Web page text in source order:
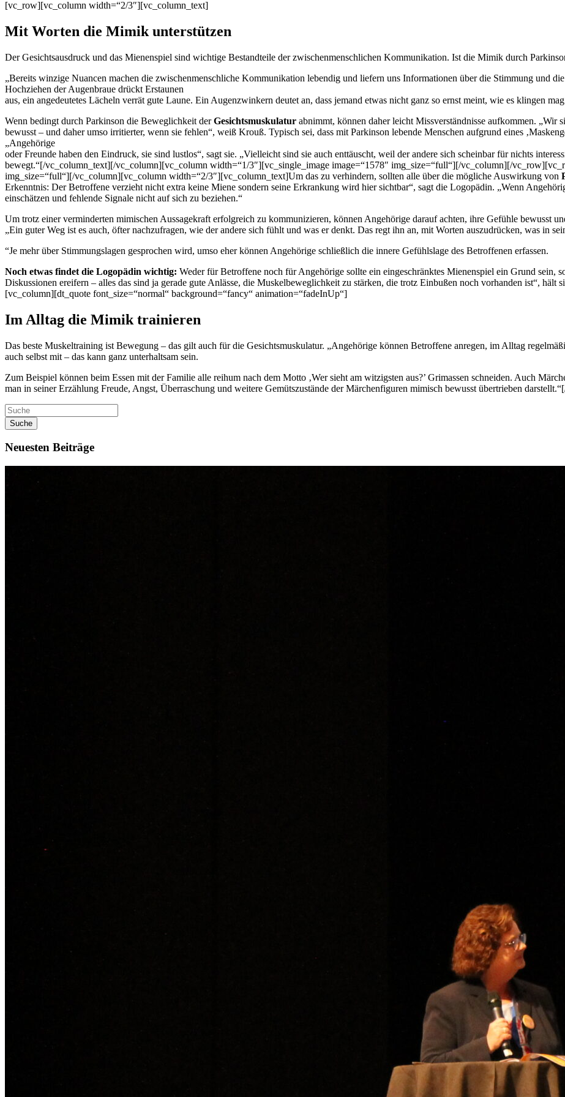
[vc_row][vc_column width=“2/3″][vc_column_text]
Mit Worten die Mimik unterstützen
Der Gesichtsausdruck und das Mienenspiel sind wichtige Bestandteile der zwischenmenschlichen Kommunikation. Ist die Mimik durch
„Bereits winzige Nuancen machen die zwischenmenschliche Kommunikation lebendig und liefern uns Informationen über die Stimmung und
Hochziehen der Augenbraue drückt Erstaunen
aus, ein angedeutetes Lächeln verrät gute Laune. Ein Augenzwinkern deutet an, dass jemand etwas nicht ganz so ernst meint, wie es klingen
Wenn bedingt durch Parkinson die Beweglichkeit derGesichtsmuskulatur abnimmt, können daher leicht Missverständnisse aufkommen.
bewusst – und daher umso irritierter, wenn sie fehlen“, weiß Krouß. Typisch sei, dass mit Parkinson lebende Menschen aufgrund eines
„Angehörige
oder Freunde haben den Eindruck, sie sind lustlos“, sagt sie. „Vielleicht sind sie auch enttäuscht, weil der andere sich scheinbar für nichts
bewegt.“[/vc_column_text][/vc_column][vc_column width=“1/3″][vc_single_image image=“1578″ img_size=“full“][/vc_column][/
img_size=“full“][/vc_column][vc_column width=“2/3″][vc_column_text]Um das zu verhindern, sollten alle über die mögliche Auswirkung von
Erkenntnis: Der Betroffene verzieht nicht extra keine Miene sondern seine Erkrankung wird hier sichtbar“, sagt die Logopädin. „Wenn
einschätzen und fehlende Signale nicht auf sich zu beziehen.“
Um trotz einer verminderten mimischen Aussagekraft erfolgreich zu kommunizieren, können Angehörige darauf achten, ihre Gefühle bewusst
„Ein guter Weg ist es auch, öfter nachzufragen, wie der andere sich fühlt und was er denkt. Das regt ihn an, mit Worten auszudrücken, was in
“Je mehr über Stimmungslagen gesprochen wird, umso eher können Angehörige schließlich die innere Gefühlslage des Betroffenen erfassen.
Noch etwas findet die Logopädin wichtig: Weder für Betroffene noch für Angehörige sollte ein eingeschränktes Mienenspiel ein Grund sein,
Diskussionen ereifern – alles das sind ja gerade gute Anlässe, die Muskelbeweglichkeit zu stärken, die trotz Einbußen noch vorhanden ist“,
[vc_column][dt_quote font_size=“normal“ background=“fancy“ animation=“fadeInUp“]
Im Alltag die Mimik trainieren
Das beste Muskeltraining ist Bewegung – das gilt auch für die Gesichtsmuskulatur. „Angehörige können Betroffene anregen, im Alltag
auch selbst mit – das kann ganz unterhaltsam sein.
Zum Beispiel können beim Essen mit der Familie alle reihum nach dem Motto ‚Wer sieht am witzigsten aus?’ Grimassen schneiden. Auch
man in seiner Erzählung Freude, Angst, Überraschung und weitere Gemütszustände der Märchenfiguren mimisch bewusst übertrieben
Suche
Neuesten Beiträge